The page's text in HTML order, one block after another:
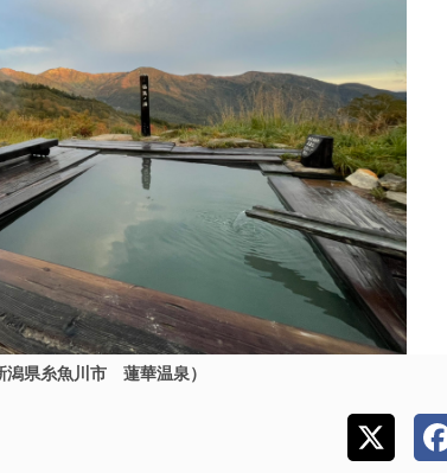
潟県糸魚川市 蓮華温泉）